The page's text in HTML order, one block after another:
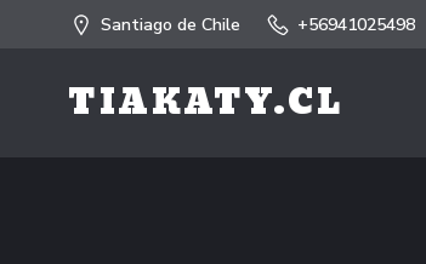
Santiago de Chile +56941025498
TIAKATY.CL